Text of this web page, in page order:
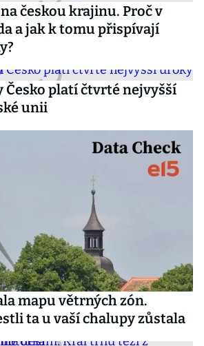
českou krajinu. Proč v
a jak k tomu přispívají
Česko platí čtvrté nejvyšší
unii
mapu větrných zón.
ta u vaší chalupy zůstala